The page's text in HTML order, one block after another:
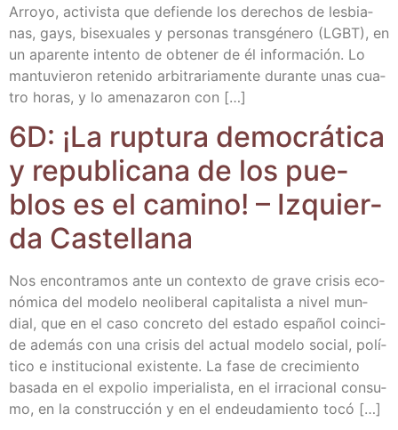
Arro­yo, acti­vis­ta que defien­de los dere­chos de les­bia­
nas, gays, bise­xua­les y per­so­nas trans­gé­ne­ro (LGBT), en
un apa­ren­te inten­to de obte­ner de él infor­ma­ción. Lo
man­tu­vie­ron rete­ni­do arbi­tra­ria­men­te duran­te unas cua­
tro horas, y lo ame­na­za­ron con […]
6D: ¡La rup­tu­ra demo­crá­ti­ca
y repu­bli­ca­na de los pue­
blos es el camino! – Izquier­
da Castellana
Nos encon­tra­mos ante un con­tex­to de gra­ve cri­sis eco­
nó­mi­ca del mode­lo neo­li­be­ral capi­ta­lis­ta a nivel mun­
dial, que en el caso con­cre­to del esta­do espa­ñol coin­ci­
de ade­más con una cri­sis del actual mode­lo social, polí­
ti­co e ins­ti­tu­cio­nal exis­ten­te. La fase de cre­ci­mien­to
basa­da en el expo­lio impe­ria­lis­ta, en el irra­cio­nal con­su­
mo, en la cons­truc­ción y en el endeu­da­mien­to tocó […]